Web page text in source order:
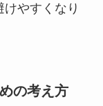
やすくなり
の考え方